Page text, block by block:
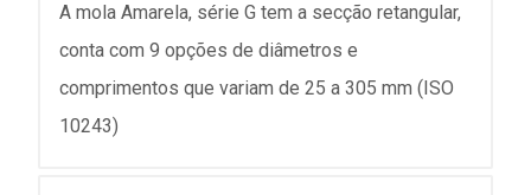
A mola Amarela, série G tem a secção retangular,
conta com 9 opções de diâmetros e
comprimentos que variam de 25 a 305 mm (ISO
10243)